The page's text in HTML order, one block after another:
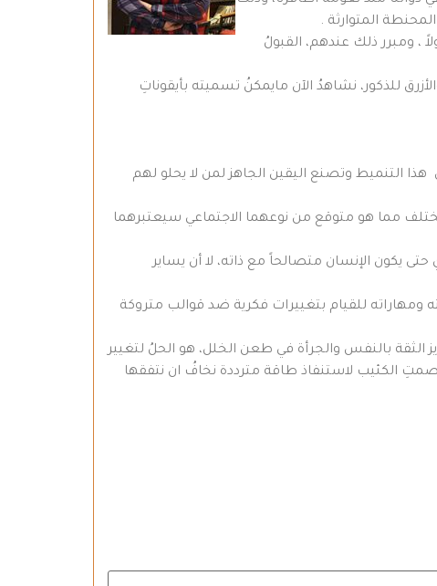
المتوارثة .
، ومبرر ذلك عندهم، القبولُ
للذكور، نشاهدُ الآن مايمكنُ تسميته بأيقوناتِ
هذا التنميط وتصنع اليقين الجاهز لمن لا يحلو لهم
مما هو متوقع من نوعهما الاجتماعي سيعتبرهما
حتى يكون الإنسان متصالحاً مع ذاته، لا أن يساير
ومهاراته للقيام بتغييرات فكرية ضد قوالب متروكة
الثقة بالنفس والجرأة في طعن الخلل، هو الحلُ لتغيير
الكئيب لاستنفاذ طاقة مترددة نخافُ ان نتفقها